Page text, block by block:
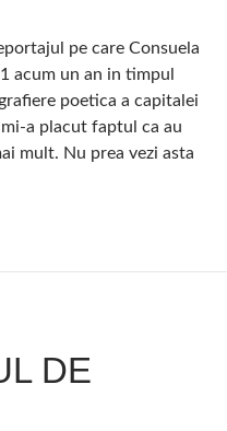
pe care Consuela
acum un an in timpul
poetica a capitalei
a placut faptul ca au
mult. Nu prea vezi asta
DE